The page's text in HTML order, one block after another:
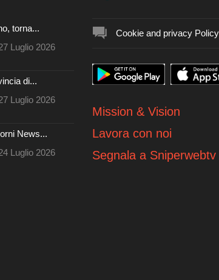
torna...
Luglio 2026
di...
Luglio 2026
News...
Luglio 2026
Cookie and privacy Policy
Mission & Vision
Lavora con noi
Segnala a Sniperwebtv